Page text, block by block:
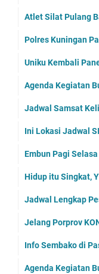
Atlet Silat Pulang
Polres Kuningan
Uniku Kembali
Agenda Kegiatan
Jadwal Samsat
Ini Lokasi Jadwal
Embun Pagi
Hidup itu Singkat,
Jadwal Lengkap
Jelang Porprov
Info Sembako di
Agenda Kegiatan